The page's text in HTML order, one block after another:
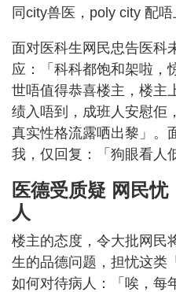
同city兽医，poly city 配唔
面对医科生网民忠告医科
应：「科科都饱和架啦，
世唔值得恭喜楼主，楼主
绩入唔到，成班人安慰佢
真实性格流露哂出黎」。
我，仅回复：「狗眼看人
医德受质疑 网民
人
楼主的态度，令大批网民
生的品德问题，担忧这类
如何对待病人：「唉，每